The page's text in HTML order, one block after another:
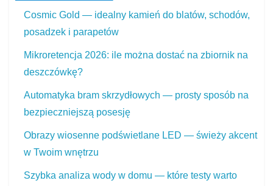
Cosmic Gold — idealny kamień do blatów, schodów,
posadzek i parapetów
Mikroretencja 2026: ile można dostać na zbiornik na
deszczówkę?
Automatyka bram skrzydłowych — prosty sposób na
bezpieczniejszą posesję
Obrazy wiosenne podświetlane LED — świeży akcent
w Twoim wnętrzu
Szybka analiza wody w domu — które testy warto